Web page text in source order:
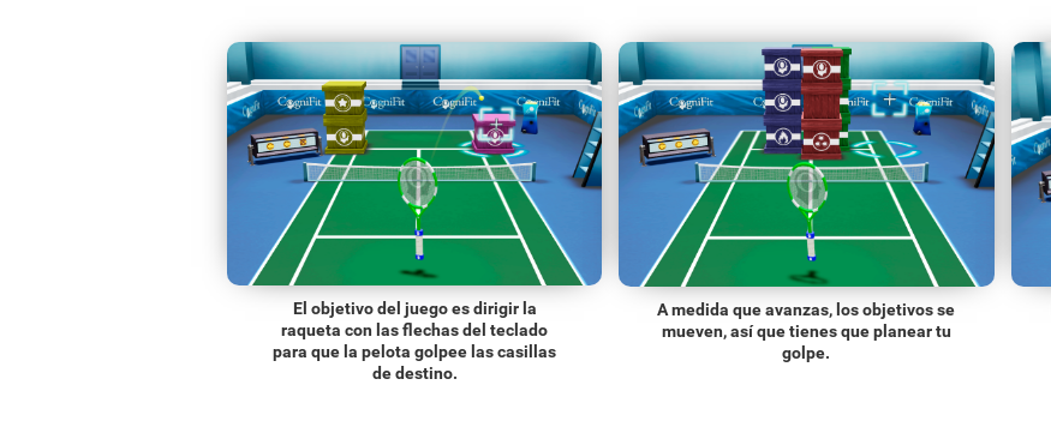
El objetivo del juego es dirigir la
raqueta con las flechas del teclado
para que la pelota golpee las casillas
de destino.
A medida que avanzas, los objetivos se
mueven, así que tienes que planear tu
golpe.